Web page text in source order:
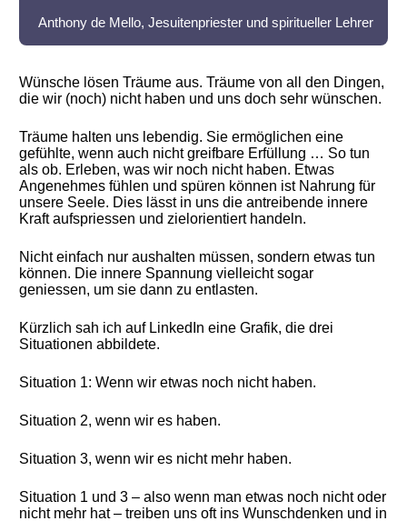
Anthony de Mello, Jesuitenpriester und spiritueller Lehrer
Wünsche lösen Träume aus. Träume von all den Dingen,
die wir (noch) nicht haben und uns doch sehr wünschen.
Träume halten uns lebendig. Sie ermöglichen eine
gefühlte, wenn auch nicht greifbare Erfüllung … So tun
als ob. Erleben, was wir noch nicht haben. Etwas
Angenehmes fühlen und spüren können ist Nahrung für
unsere Seele. Dies lässt in uns die antreibende innere
Kraft aufspriessen und zielorientiert handeln.
Nicht einfach nur aushalten müssen, sondern etwas tun
können. Die innere Spannung vielleicht sogar
geniessen, um sie dann zu entlasten.
Kürzlich sah ich auf LinkedIn eine Grafik, die drei
Situationen abbildete.
Situation 1: Wenn wir etwas noch nicht haben.
Situation 2, wenn wir es haben.
Situation 3, wenn wir es nicht mehr haben.
Situation 1 und 3 – also wenn man etwas noch nicht oder
nicht mehr hat – treiben uns oft ins Wunschdenken und in